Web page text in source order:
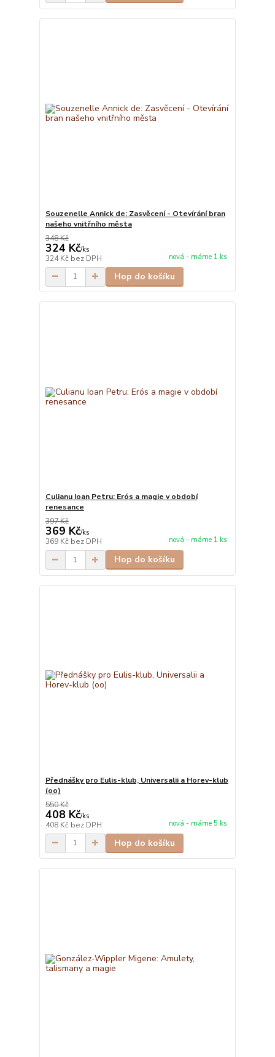
Souzenelle Annick de: Zasvěcení - Otevírání bran
našeho vnitřního města
348 Kč
324 Kč/ks
324 Kč bez DPH nová - máme 1 ks
Hop do košíku
Culianu Ioan Petru: Erós a magie v období
renesance
397 Kč
369 Kč/ks
369 Kč bez DPH nová - máme 1 ks
Hop do košíku
Přednášky pro Eulis-klub, Universalii a Horev-klub
(oo)
550 Kč
408 Kč/ks
408 Kč bez DPH nová - máme 5 ks
Hop do košíku